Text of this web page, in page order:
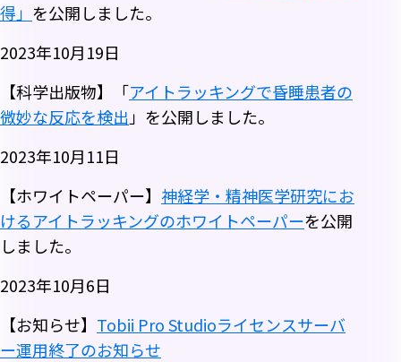
得」 を公開しました。
2023年10月19日
【科学出版物】「アイトラッキングで昏睡患者の
微妙な反応を検出 」を公開しました。
2023年10月11日
【ホワイトペーパー】 神経学・精神医学研究にお
けるアイトラッキングのホワイトペーパーを公開
しました。
2023年10月6日
【お知らせ】 Tobii Pro Studioライセンスサーバ
ー運用終了のお知らせ